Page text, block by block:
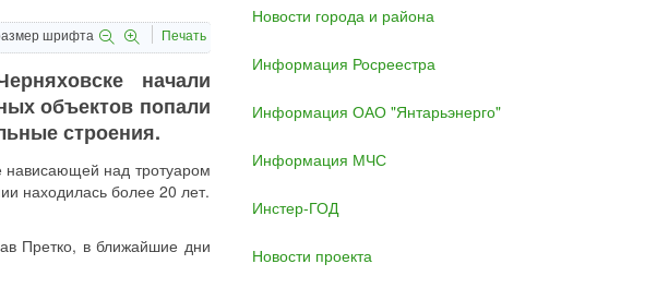
шрифта Печать
начали
объектов попали
строения.
над тротуаром
находилась более 20 лет.
Претко, в ближайшие дни
Новости города и района
Информация Росреестра
Информация ОАО "Янтарьэнерго"
Информация МЧС
Инстер-ГОД
Новости проекта